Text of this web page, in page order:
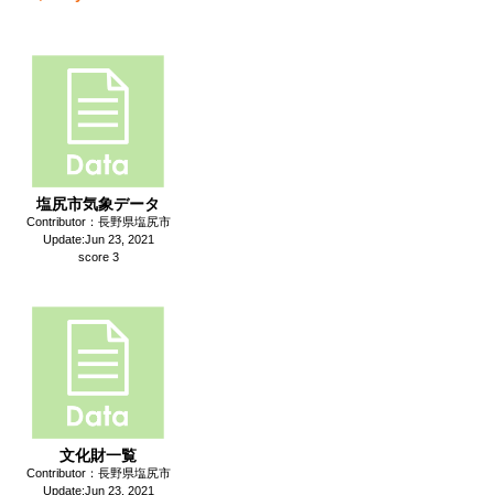
塩尻市気象データ
Contributor：長野県塩尻市
Update:Jun 23, 2021
score 3
文化財一覧
Contributor：長野県塩尻市
Update:Jun 23, 2021